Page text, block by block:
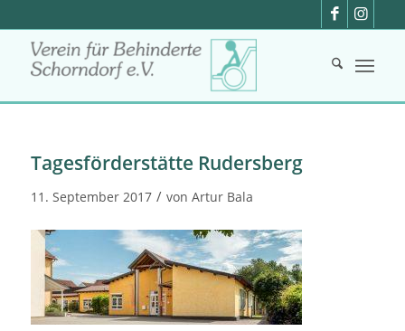
Tagesförderstätte Rudersberg
11. September 2017 / von Artur Bala